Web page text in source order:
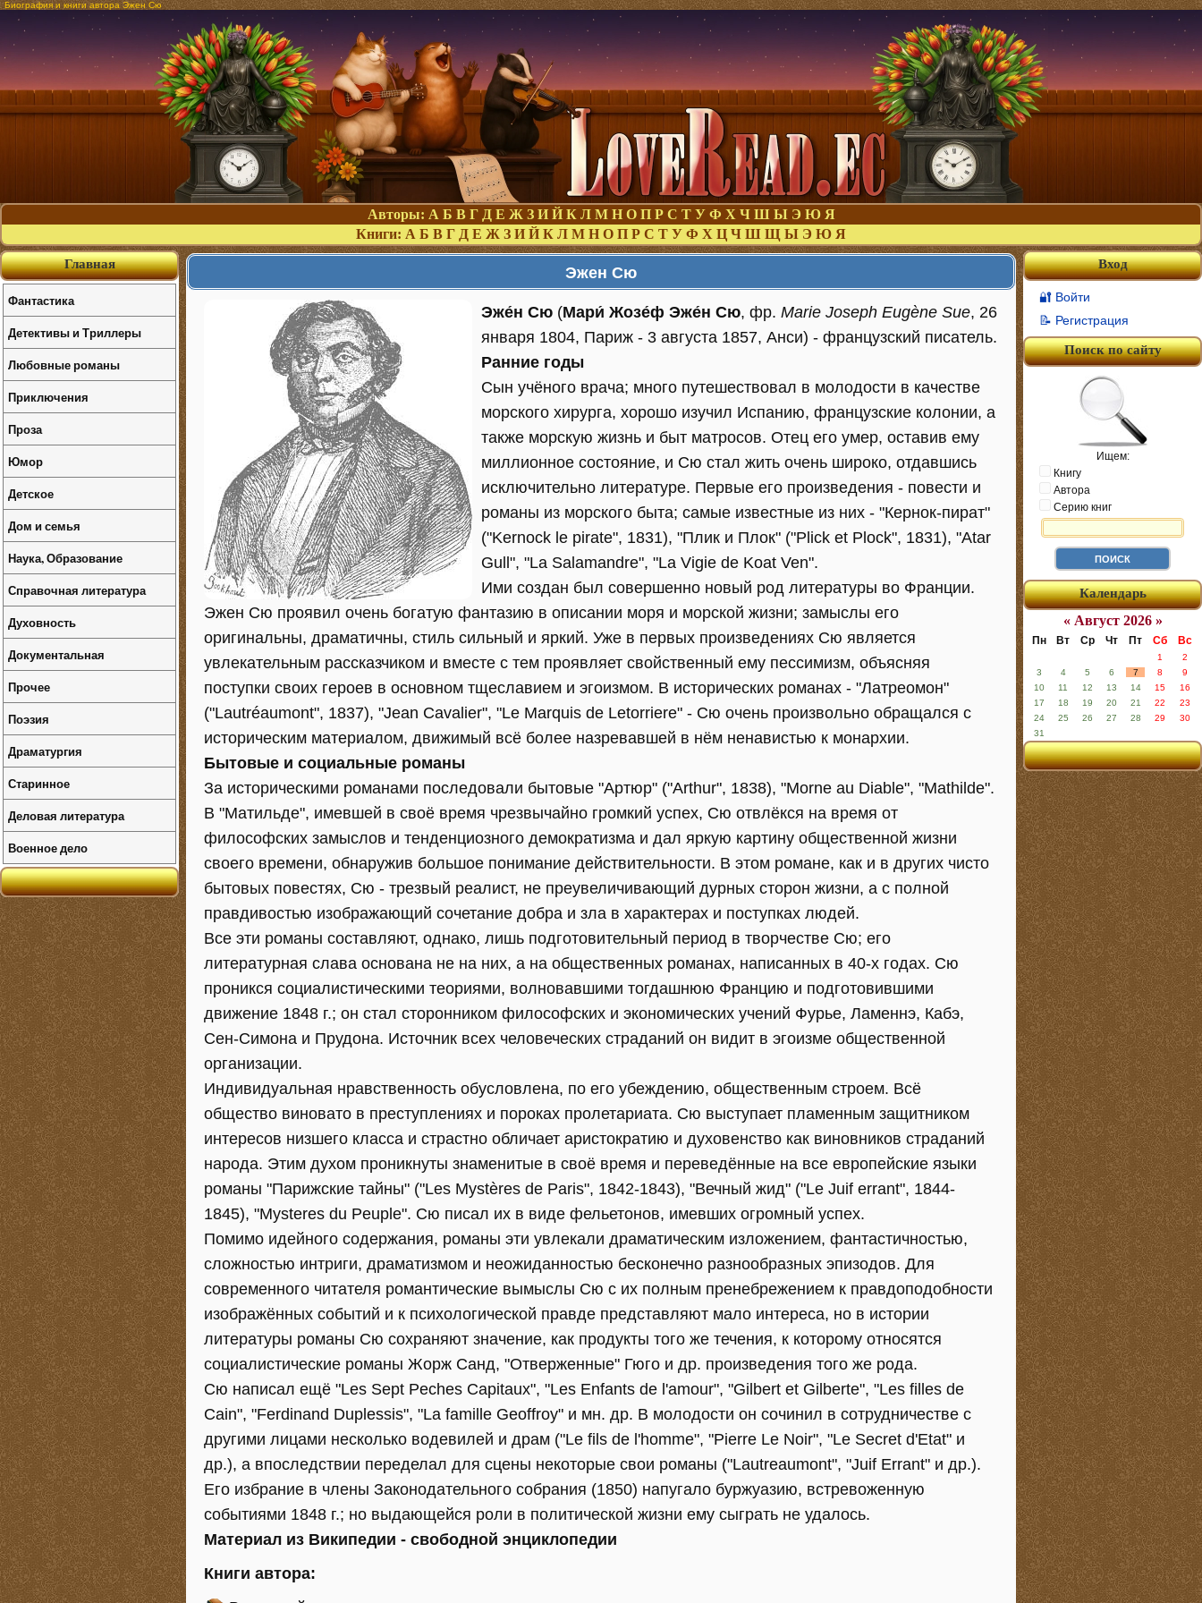
Биография и книги автора Эжен Сю
Авторы: А Б В Г Д Е Ж З И Й К Л М Н О П Р С Т У Ф Х Ч Ш Ы Э Ю Я
Книги: А Б В Г Д Е Ж З И Й К Л М Н О П Р С Т У Ф Х Ц Ч Ш Щ Ы Э Ю Я
Эжен Сю
Эже́н Сю (Мари́ Жозе́ф Эже́н Сю, фр. Marie Joseph Eugène Sue, 26
января 1804, Париж - 3 августа 1857, Анси) - французский писатель.
Ранние годы
Сын учёного врача; много путешествовал в молодости в качестве
морского хирурга, хорошо изучил Испанию, французские колонии, а
также морскую жизнь и быт матросов. Отец его умер, оставив ему
миллионное состояние, и Сю стал жить очень широко, отдавшись
исключительно литературе. Первые его произведения - повести и
романы из морского быта; самые известные из них - "Кернок-пират"
("Kernock le pirate", 1831), "Плик и Плок" ("Рliсk et Plock", 1831), "Atar
Gull", "La Salamandre", "La Vigie de Koat Ven".
Ими создан был совершенно новый род литературы во Франции.
Эжен Сю проявил очень богатую фантазию в описании моря и морской жизни; замыслы его
оригинальны, драматичны, стиль сильный и яркий. Уже в первых произведениях Сю является
увлекательным рассказчиком и вместе с тем проявляет свойственный ему пессимизм, объясняя
поступки своих героев в основном тщеславием и эгоизмом. В исторических романах - "Латреомон"
("Lautréaumont", 1837), "Jean Cavalier", "Le Marquis de Letorriere" - Сю очень произвольно обращался с
историческим материалом, движимый всё более назревавшей в нём ненавистью к монархии.
Бытовые и социальные романы
За историческими романами последовали бытовые "Артюр" ("Arthur", 1838), "Morne au Diable", "Mathilde".
В "Матильде", имевшей в своё время чрезвычайно громкий успех, Сю отвлёкся на время от
философских замыслов и тенденциозного демократизма и дал яркую картину общественной жизни
своего времени, обнаружив большое понимание действительности. В этом романе, как и в других чисто
бытовых повестях, Сю - трезвый реалист, не преувеличивающий дурных сторон жизни, а с полной
правдивостью изображающий сочетание добра и зла в характерах и поступках людей.
Все эти романы составляют, однако, лишь подготовительный период в творчестве Сю; его
литературная слава основана не на них, а на общественных романах, написанных в 40-х годах. Сю
проникся социалистическими теориями, волновавшими тогдашнюю Францию и подготовившими
движение 1848 г.; он стал сторонником философских и экономических учений Фурье, Ламеннэ, Кабэ,
Сен-Симона и Прудона. Источник всех человеческих страданий он видит в эгоизме общественной
организации.
Индивидуальная нравственность обусловлена, по его убеждению, общественным строем. Всё
общество виновато в преступлениях и пороках пролетариата. Сю выступает пламенным защитником
интересов низшего класса и страстно обличает аристократию и духовенство как виновников страданий
народа. Этим духом проникнуты знаменитые в своё время и переведённые на все европейские языки
романы "Парижские тайны" ("Les Mystères de Paris", 1842-1843), "Вечный жид" ("Le Juif errant", 1844-
1845), "Mysteres du Peuple". Сю писал их в виде фельетонов, имевших огромный успех.
Помимо идейного содержания, романы эти увлекали драматическим изложением, фантастичностью,
сложностью интриги, драматизмом и неожиданностью бесконечно разнообразных эпизодов. Для
современного читателя романтические вымыслы Сю с их полным пренебрежением к правдоподобности
изображённых событий и к психологической правде представляют мало интереса, но в истории
литературы романы Сю сохраняют значение, как продукты того же течения, к которому относятся
социалистические романы Жорж Санд, "Отверженные" Гюго и др. произведения того же рода.
Сю написал ещё "Les Sept Peches Capitaux", "Les Enfants de l'аmоur", "Gilbert et Gilberte", "Les filles de
Cain", "Ferdinand Duplessis", "La famille Geoffroy" и мн. др. В молодости он сочинил в сотрудничестве с
другими лицами несколько водевилей и драм ("Le fils de l'homme", "Pierre Le Noir", "Le Secret d'Etat" и
др.), a впоследствии переделал для сцены некоторые свои романы ("Lautreaumont", "Juif Errant" и др.).
Его избрание в члены Законодательного собрания (1850) напугало буржуазию, встревоженную
событиями 1848 г.; но выдающейся роли в политической жизни ему сыграть не удалось.
Материал из Википедии - свободной энциклопедии
Книги автора:
Вход
🔐 Войти
📝 Регистрация
Поиск по сайту
Ищем:
Книгу
Автора
Серию книг
Календарь
« Август 2026 »
Пн Вт Ср Чт Пт Сб Вс
1
2
3
4 5 6 7 8
9
10
11 12 13 14 15
16
17
18 19 20 21 22
23
24
25 26 27 28 29
30
31
Главная
Фантастика
Детективы и Триллеры
Любовные романы
Приключения
Проза
Юмор
Детское
Дом и семья
Наука, Образование
Справочная литература
Духовность
Документальная
Прочее
Поэзия
Драматургия
Старинное
Деловая литература
Военное дело